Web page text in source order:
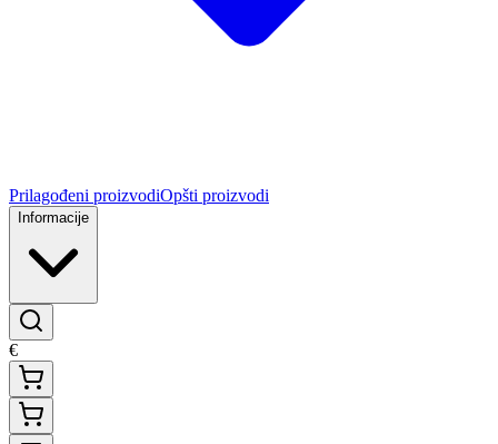
Prilagođeni proizvodiOpšti proizvodi
Informacije
€